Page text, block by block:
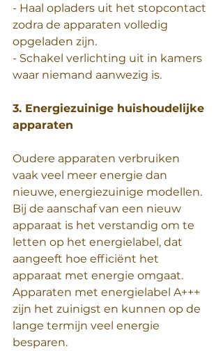
- Haal opladers uit het stopcontact
zodra de apparaten volledig
opgeladen zijn.
- Schakel verlichting uit in kamers
waar niemand aanwezig is.
3. Energiezuinige huishoudelijke
apparaten
Oudere apparaten verbruiken
vaak veel meer energie dan
nieuwe, energiezuinige modellen.
Bij de aanschaf van een nieuw
apparaat is het verstandig om te
letten op het energielabel, dat
aangeeft hoe efficiënt het
apparaat met energie omgaat.
Apparaten met energielabel A+++
zijn het zuinigst en kunnen op de
lange termijn veel energie
besparen.